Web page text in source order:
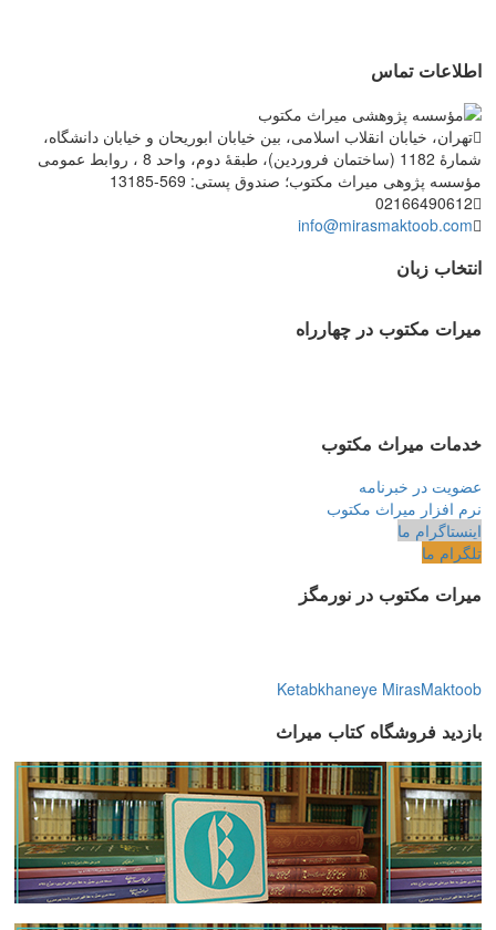
اطلاعات تماس
تهران، خیابان انقلاب اسلامی، بین خیابان ابوریحان و خیابان دانشگاه،
شمارۀ 1182 (ساختمان فروردین)، طبقۀ دوم، واحد 8 ، روابط عمومی
مؤسسه پژوهی میراث مکتوب؛ صندوق پستی: 569-13185
02166490612
info@mirasmaktoob.com
انتخاب زبان
میرات مکتوب در چهارراه
خدمات میراث مکتوب
عضویت در خبرنامه
نرم افزار میراث مکتوب
اینستاگرام ما
تلگرام ما
میرات مکتوب در نورمگز
Ketabkhaneye MirasMaktoob
بازدید فروشگاه کتاب میراث